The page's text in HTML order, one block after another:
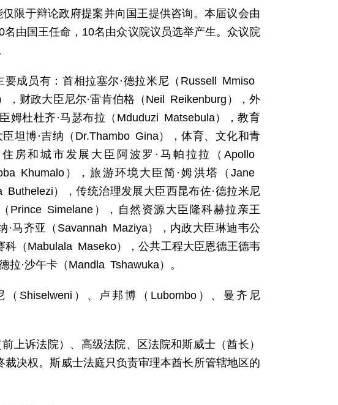
限于辩论政府提案并向国王提供咨询。本届议会由
由国王任命，10名由众议院议员选举产生。众议院
成员有：首相拉塞尔·德拉米尼（Russell Mmiso
，财政大臣尼尔·雷肯伯格（Neil Reikenburg），外
姆杜杜齐·马瑟布拉（Mduduzi Matsebula），教育
坦博·吉纳（Dr.Thambo Gina），体育、文化和青
房和城市发展大臣阿波罗·马帕拉拉（Apollo
Khumalo），旅游环境大臣简·姆洪塔（Jane
），传统治理发展大臣西昆布佐·德拉米尼
Prince Simelane），自然资源大臣隆科赫拉亲王
·马齐亚（Savannah Maziya），内政大臣琳迪韦公
（Mabulala Maseko），公共工程大臣恩德王德韦
·沙午卡（Mandla Tshawuka）。
Shiselweni）、卢邦博（Lubombo）、曼齐尼
上诉法院）、高级法院、区法院和斯威士（酋长）
决权。斯威士法庭只负责审理本酋长所管辖地区的